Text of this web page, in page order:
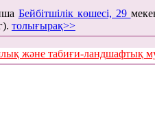
Бейбітшілік көшесі, 29
толығырақ>>
және табиғи-